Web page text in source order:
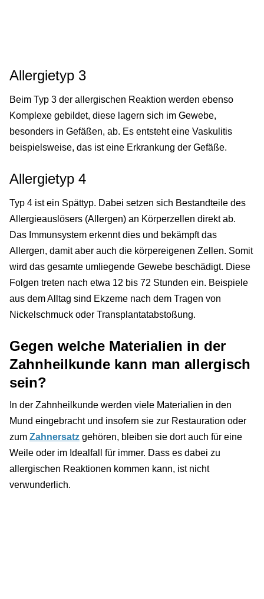
Allergietyp 3
Beim Typ 3 der allergischen Reaktion werden ebenso
Komplexe gebildet, diese lagern sich im Gewebe,
besonders in Gefäßen, ab. Es entsteht eine Vaskulitis
beispielsweise, das ist eine Erkrankung der Gefäße.
Allergietyp 4
Typ 4 ist ein Spättyp. Dabei setzen sich Bestandteile des
Allergieauslösers (Allergen) an Körperzellen direkt ab.
Das Immunsystem erkennt dies und bekämpft das
Allergen, damit aber auch die körpereigenen Zellen. Somit
wird das gesamte umliegende Gewebe beschädigt. Diese
Folgen treten nach etwa 12 bis 72 Stunden ein. Beispiele
aus dem Alltag sind Ekzeme nach dem Tragen von
Nickelschmuck oder Transplantatabstoßung.
Gegen welche Materialien in der
Zahnheilkunde kann man allergisch
sein?
In der Zahnheilkunde werden viele Materialien in den
Mund eingebracht und insofern sie zur Restauration oder
zum Zahnersatz gehören, bleiben sie dort auch für eine
Weile oder im Idealfall für immer. Dass es dabei zu
allergischen Reaktionen kommen kann, ist nicht
verwunderlich.